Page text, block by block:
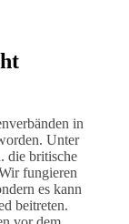
in
Unter
die britische
fungieren
es kann
beitreten.